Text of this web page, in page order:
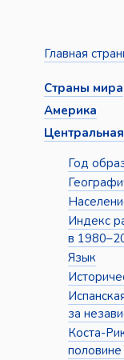
Главная
Страны мира
Америка
Год
Индекс
в
Язык
за
Коста-